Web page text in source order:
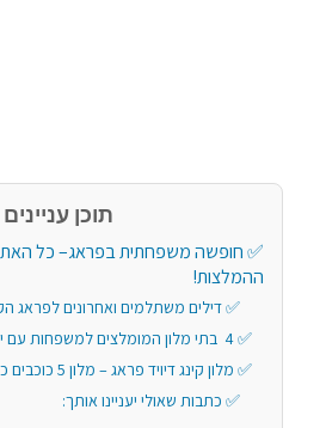
תוכן עניינים
חופשה משפחתית בפראג– כל
ההמלצות!
דילים משתלמים ואחרונים לפראג
4 בתי מלון המומלצים למשפחות עם ילדים
מלון קינג דיויד פראג – מלון 5 כוכבים כשר
כתבות שאולי יעניינו אותך: